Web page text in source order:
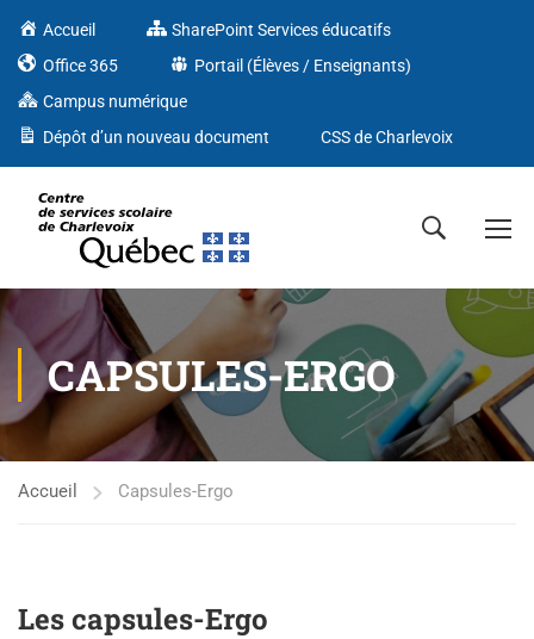
Accueil
SharePoint Services éducatifs
Office 365
Portail (Élèves / Enseignants)
Campus numérique
Dépôt d’un nouveau document
CSS de Charlevoix
CAPSULES-ERGO
Accueil Capsules-Ergo
Les capsules-Ergo